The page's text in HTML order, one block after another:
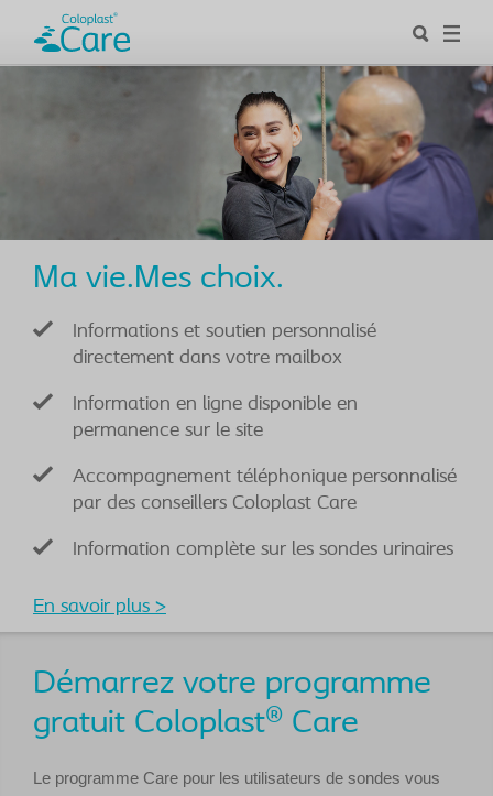
Ma vie.Mes choix.
Informations et soutien personnalisé
directement dans votre mailbox
Information en ligne disponible en
permanence sur le site
Accompagnement téléphonique personnalisé
par des conseillers Coloplast Care
Information complète sur les sondes urinaires
En savoir plus >
Démarrez votre programme
gratuit Coloplast® Care
Le programme Care pour les utilisateurs de sondes vous